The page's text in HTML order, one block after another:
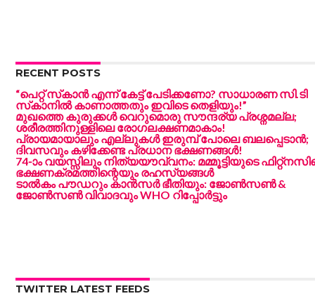
RECENT POSTS
“പെറ്റ് സ്‌കാൻ എന്ന് കേട്ട് പേടിക്കണോ? സാധാരണ സി.ടി
സ്‌കാനിൽ കാണാത്തതും ഇവിടെ തെളിയും!”
മുഖത്തെ കുരുക്കൾ വെറുമൊരു സൗന്ദര്യ പ്രശ്നമല്ല;
ശരീരത്തിനുള്ളിലെ രോഗലക്ഷണമാകാം!
പ്രായമായാലും എല്ലുകൾ ഇരുമ്പ് പോലെ ബലപ്പെടാൻ;
ദിവസവും കഴിക്കേണ്ട പ്രധാന ഭക്ഷണങ്ങൾ!
74-ാം വയസ്സിലും നിത്യയൗവ്വനം: മമ്മൂട്ടിയുടെ
ഭക്ഷണക്രമത്തിന്റെയും രഹസ്യങ്ങൾ
ടാൽകം പൗഡറും കാൻസർ ഭീതിയും: ജോൺസൺ &
ജോൺസൺ വിവാദവും WHO റിപ്പോർട്ടും
TWITTER LATEST FEEDS